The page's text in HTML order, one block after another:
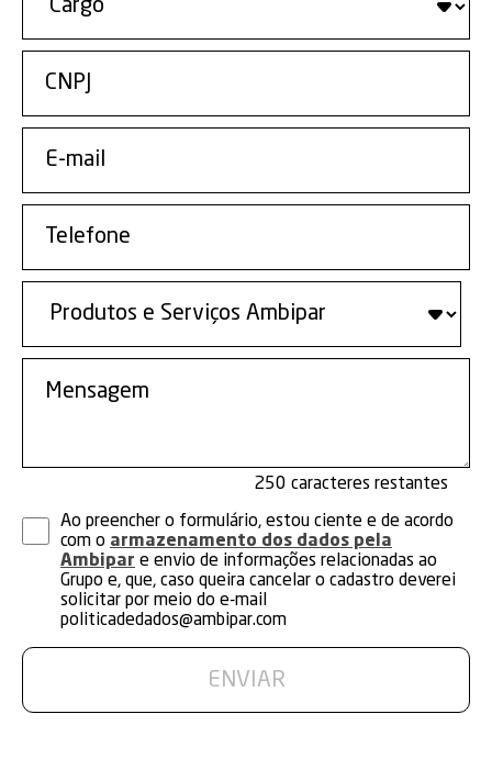
250
Ao preencher o formulário, estou ciente e de acordo
com o armazenamento dos dados pela
Ambipar e envio de informações relacionadas ao
Grupo e, que, caso queira cancelar o cadastro deverei
solicitar por meio do e-mail
politicadedados@ambipar.com